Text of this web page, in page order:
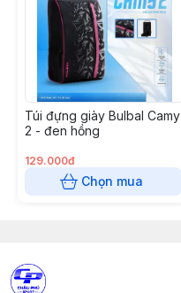
Túi đựng giày Bulbal Camy
2 - đen hồng
129.000đ
Chọn mua